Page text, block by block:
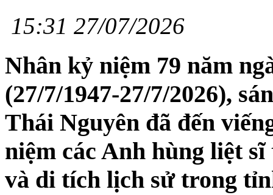
15:31 27/07/2026
Nhân kỷ niệm 79 năm
(27/7/1947-27/7/2026),
Thái Nguyên đã đến
niệm các Anh hùng liệt
và di tích lịch sử trong